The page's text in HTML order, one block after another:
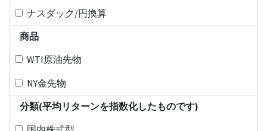
ナスダック/円換算
商品
WTI原油先物
NY金先物
分類(平均リターンを指数化したものです)